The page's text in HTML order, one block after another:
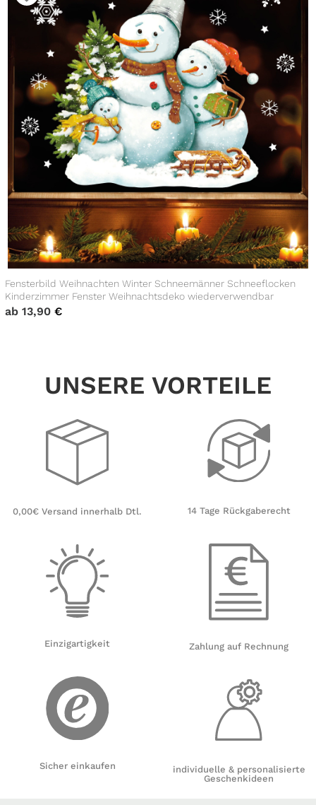
Fensterbild Weihnachten Winter Schneemänner Schneeflocken
Kinderzimmer Fenster Weihnachtsdeko wiederverwendbar
ab 13,90 €
UNSERE VORTEILE
0,00€ Versand innerhalb Dtl.
Einzigartigkeit
Sicher einkaufen
14 Tage Rückgaberecht
Zahlung auf Rechnung
individuelle & personalisierte
Geschenkideen